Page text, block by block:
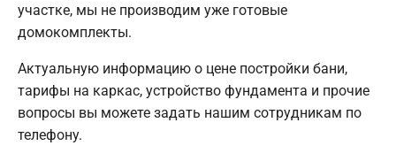
участке, мы не производим уже готовые
домокомплекты.
Актуальную информацию о цене постройки бани,
тарифы на каркас, устройство фундамента и прочие
вопросы вы можете задать нашим сотрудникам по
телефону.